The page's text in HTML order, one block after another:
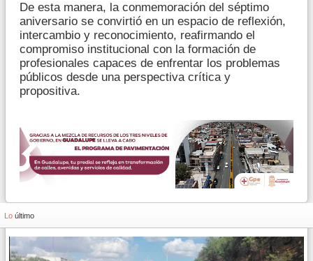
De esta manera, la conmemoración del séptimo
aniversario se convirtió en un espacio de reflexión,
intercambio y reconocimiento, reafirmando el
compromiso institucional con la formación de
profesionales capaces de enfrentar los problemas
públicos desde una perspectiva crítica y
propositiva.
Lo último